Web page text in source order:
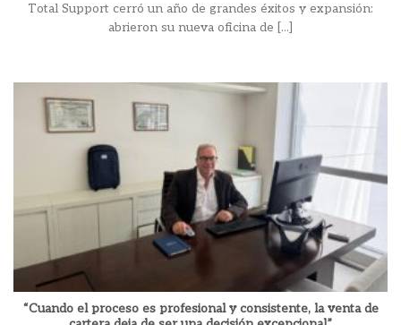
Total Support cerró un año de grandes éxitos y expansión:
abrieron su nueva oficina de [...]
“Cuando el proceso es profesional y consistente, la venta de